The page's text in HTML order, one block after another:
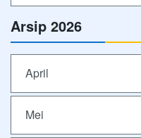
Arsip 2026
April
Mei